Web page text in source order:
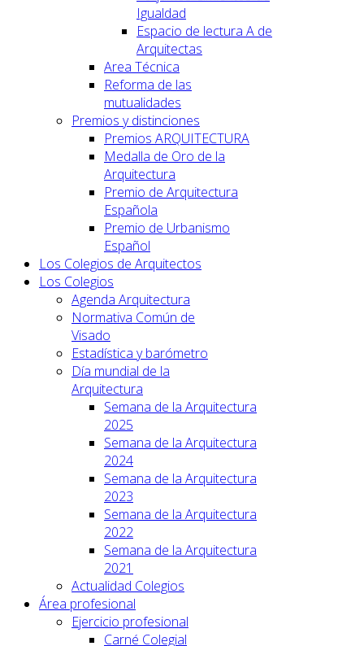
Igualdad
Espacio de lectura A de
Arquitectas
Area Técnica
Reforma de las
mutualidades
Premios y distinciones
Premios ARQUITECTURA
Medalla de Oro de la
Arquitectura
Premio de Arquitectura
Española
Premio de Urbanismo
Español
Los Colegios de Arquitectos
Los Colegios
Agenda Arquitectura
Normativa Común de
Visado
Estadística y barómetro
Día mundial de la
Arquitectura
Semana de la Arquitectura
2025
Semana de la Arquitectura
2024
Semana de la Arquitectura
2023
Semana de la Arquitectura
2022
Semana de la Arquitectura
2021
Actualidad Colegios
Área profesional
Ejercicio profesional
Carné Colegial